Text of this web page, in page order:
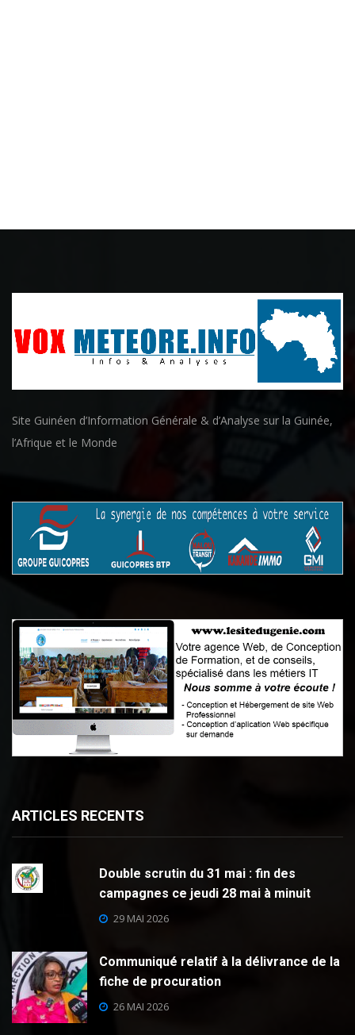
Site Guinéen d’Information Générale & d’Analyse sur la Guinée,
l’Afrique et le Monde
ARTICLES RECENTS
Double scrutin du 31 mai : fin des
campagnes ce jeudi 28 mai à minuit
29 MAI 2026
Communiqué relatif à la délivrance de la
fiche de procuration
26 MAI 2026